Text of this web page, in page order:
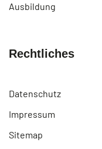
Ausbildung
Rechtliches
Datenschutz
Impressum
Sitemap